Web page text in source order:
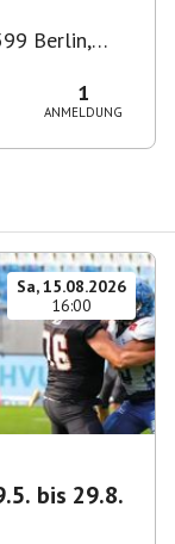
Berlin,
1
ANMELDUNG
Sa, 15.08.2026
16:00
Deutsche Football Liga (GFL) 9.5. bis 29.8.